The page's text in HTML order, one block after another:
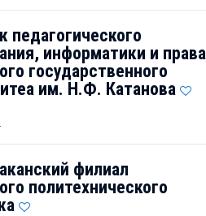
педагогического
информатики и права
государственного
им. Н.Ф. Катанова
филиал
политехнического